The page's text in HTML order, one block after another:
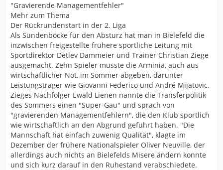
"Gravierende Managementfehler"
Mehr zum Thema
Der Rückrundenstart in der 2. Liga
Als Sündenböcke für den Absturz hat man in Bielefeld die
inzwischen freigestellte frühere sportliche Leitung mit
Sportdirektor Detlev Dammeier und Trainer Christian Ziege
ausgemacht. Zehn Spieler musste die Arminia, auch aus
wirtschaftlicher Not, im Sommer abgeben, darunter
Leistungsträger wie Giovanni Federico und André Mijatovic.
Zieges Nachfolger Ewald Lienen nannte die Transferpolitik
des Sommers einen "Super-Gau" und sprach von
"gravierenden Managementfehlern", die den Klub sportlich
wie wirtschaftlich an den Abgrund geführt haben. "Die
Mannschaft hat einfach zuwenig Qualität", klagte im
Dezember der frühere Nationalspieler Oliver Neuville, der
allerdings auch nichts an Bielefelds Misere ändern konnte
und sich kurz darauf in den Ruhestand verabschiedete.